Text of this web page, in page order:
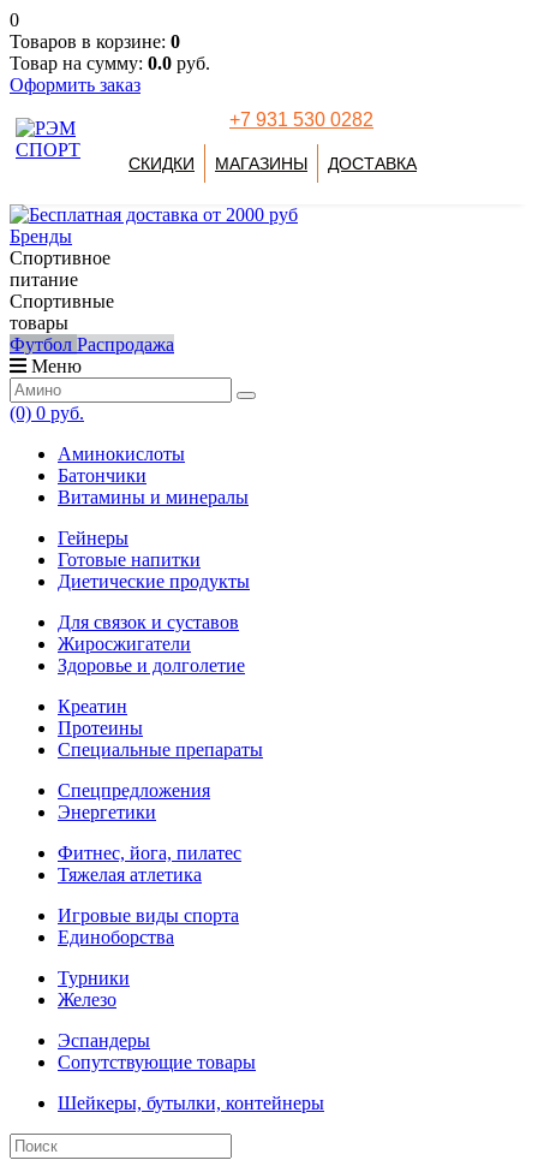
0
Товаров в корзине: 0
Товар на сумму: 0.0 руб.
Оформить заказ
+7 931 530 0282
СКИДКИ МАГАЗИНЫ ДОСТАВКА
Бренды
Спортивное
питание
Спортивные
товары
Футбол Распродажа
Меню
(0) 0 руб.
Аминокислоты
Батончики
Витамины и минералы
Гейнеры
Готовые напитки
Диетические продукты
Для связок и суставов
Жиросжигатели
Здоровье и долголетие
Креатин
Протеины
Специальные препараты
Спецпредложения
Энергетики
Фитнес, йога, пилатес
Тяжелая атлетика
Игровые виды спорта
Единоборства
Турники
Железо
Эспандеры
Сопутствующие товары
Шейкеры, бутылки, контейнеры